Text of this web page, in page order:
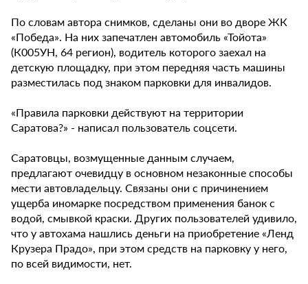
По словам автора снимков, сделаны они во дворе ЖК
«Победа». На них запечатлен автомобиль «Тойота»
(К005УН, 64 регион), водитель которого заехал на
детскую площадку, при этом передняя часть машины
разместилась под знаком парковки для инвалидов.
«Правила парковки действуют на территории
Саратова?» - написал пользователь соцсети.
Саратовцы, возмущенные данным случаем,
предлагают очевидцу в основном незаконные способы
мести автовладельцу. Связаны они с причинением
ущерба иномарке посредством применения банок с
водой, смывкой краски. Других пользователей удивило,
что у автохама нашлись деньги на приобретение «Ленд
Крузера Прадо», при этом средств на парковку у него,
по всей видимости, нет.